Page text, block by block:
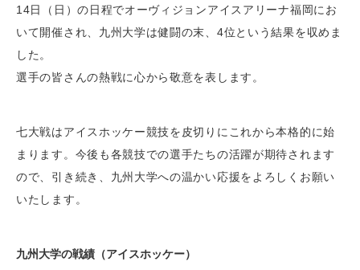
14日（日）の日程でオーヴィジョンアイスアリーナ福岡にお
いて開催され、九州大学は健闘の末、4位という結果を収めま
した。
選手の皆さんの熱戦に心から敬意を表します。
七大戦はアイスホッケー競技を皮切りにこれから本格的に始
まります。今後も各競技での選手たちの活躍が期待されます
ので、引き続き、九州大学への温かい応援をよろしくお願い
いたします。
九州大学の戦績（アイスホッケー）